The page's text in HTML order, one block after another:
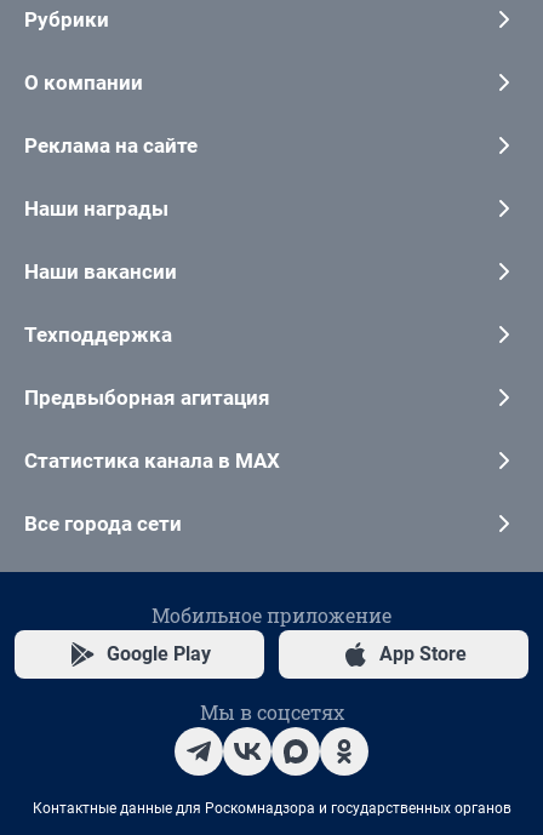
Рубрики
О компании
Реклама на сайте
Наши награды
Наши вакансии
Техподдержка
Предвыборная агитация
Статистика канала в MAX
Все города сети
Мобильное приложение
Google Play App Store
Мы в соцсетях
Контактные данные для Роскомнадзора и государственных органов